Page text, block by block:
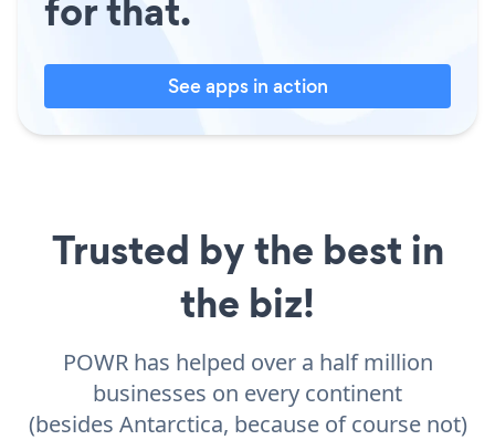
See apps in action
Trusted by the best in
the biz!
POWR has helped over a half million
businesses on every continent
(besides Antarctica, because of course not)